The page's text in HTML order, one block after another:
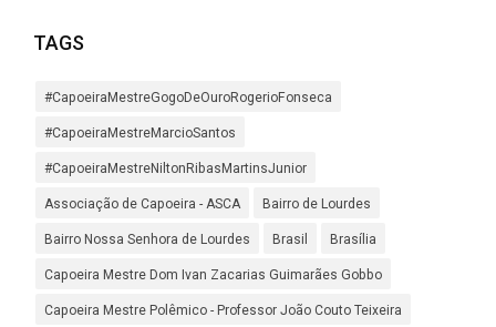
TAGS
#CapoeiraMestreGogoDeOuroRogerioFonseca
#CapoeiraMestreMarcioSantos
#CapoeiraMestreNiltonRibasMartinsJunior
Associação de Capoeira - ASCA Bairro de Lourdes
Bairro Nossa Senhora de Lourdes Brasil Brasília
Capoeira Mestre Dom Ivan Zacarias Guimarães Gobbo
Capoeira Mestre Polêmico - Professor João Couto Teixeira